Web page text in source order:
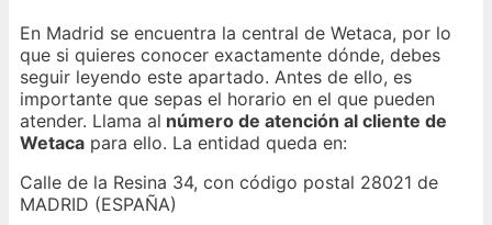
En Madrid se encuentra la central de Wetaca, por lo
que si quieres conocer exactamente dónde, debes
seguir leyendo este apartado. Antes de ello, es
importante que sepas el horario en el que pueden
atender. Llama al número de atención al cliente de
Wetaca para ello. La entidad queda en:
Calle de la Resina 34, con código postal 28021 de
MADRID (ESPAÑA)